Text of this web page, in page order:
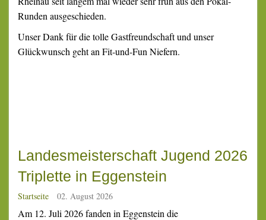
Runden ausgeschieden.
Unser Dank für die tolle Gastfreundschaft und unser
Glückwunsch geht an Fit-und-Fun Niefern.
Landesmeisterschaft Jugend 2026
Triplette in Eggenstein
Startseite 02. August 2026
Am 12. Juli 2026 fanden in Eggenstein die